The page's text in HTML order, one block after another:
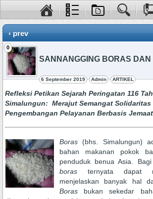
‹ prev
0
SANNANGGING BORAS DAN
6 September 2019 Admin ARTIKEL
Refleksi Petikan Sejarah Peringatan 116
Simalungun: Merajut Semangat Solidaritas
Pengembangan Pelayanan Berbasis
Boras (bhs. Simalungun)
bahan makanan pokok
penduduk benua Asia. Bagi
boras ternyata dapat
menjelaskan banyak hal
Boras bukan sekedar